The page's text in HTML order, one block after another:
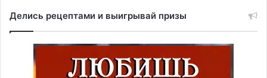
Делись рецептами и выигрывай призы